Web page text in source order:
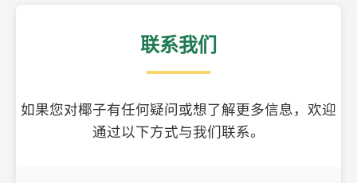
联系我们
如果您对椰子有任何疑问或想了解更多信息，欢迎
通过以下方式与我们联系。